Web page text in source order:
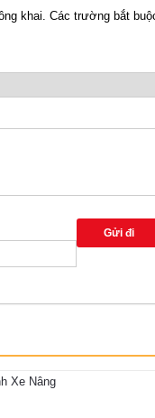
khai. Các trường bắt